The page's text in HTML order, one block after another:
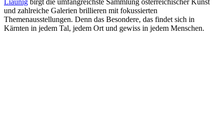
Liaunig birgt die umfangreichste Sammlung österreichischer Kunst
und zahlreiche Galerien brillieren mit fokussierten
Themenausstellungen. Denn das Besondere, das findet sich in
Kärnten in jedem Tal, jedem Ort und gewiss in jedem Menschen.